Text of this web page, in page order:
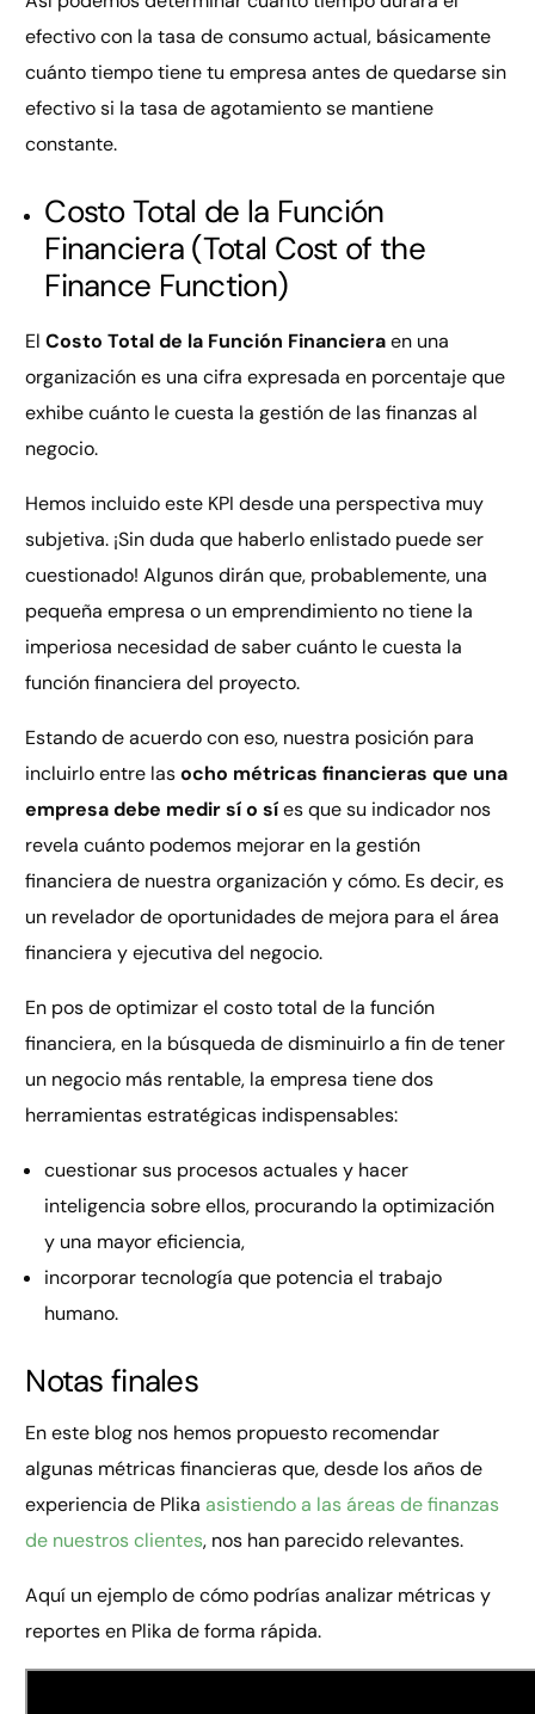
efectivo con la tasa de consumo actual, básicamente
cuánto tiempo tiene tu empresa antes de quedarse sin
efectivo si la tasa de agotamiento se mantiene
constante.
Costo Total de la Función
Financiera (Total Cost of the
Finance Function)
ElCosto Total de la Función Financieraen una
organización es una cifra expresada en porcentaje que
exhibe cuánto le cuesta la gestión de las finanzas al
negocio.
Hemos incluido este KPI desde una perspectiva muy
subjetiva. ¡Sin duda que haberlo enlistado puede ser
cuestionado! Algunos dirán que, probablemente, una
pequeña empresa o un emprendimiento no tiene la
imperiosa necesidad de saber cuánto le cuesta la
función financiera del proyecto.
Estando de acuerdo con eso, nuestra posición para
incluirlo entre lasocho métricas financieras que una
empresa debe medir sí o síes que su indicador nos
revela cuánto podemos mejorar en la gestión
financiera de nuestra organización y cómo. Es decir, es
un revelador de oportunidades de mejora para el área
financiera y ejecutiva del negocio.
En pos de optimizar el costo total de la función
financiera, en la búsqueda de disminuirlo a fin de tener
un negocio más rentable, la empresa tiene dos
herramientas estratégicas indispensables:
cuestionar sus procesos actuales y hacer
inteligencia sobre ellos, procurando la optimización
y una mayor eficiencia,
incorporar tecnología que potencia el trabajo
humano.
Notas finales
En este blog nos hemos propuesto recomendar
algunas métricas financieras que, desde los años de
experiencia de Plikaasistiendo a las áreas de finanzas
de nuestros clientes, nos han parecido relevantes.
Aquí un ejemplo de cómo podrías analizar métricas y
reportes en Plika de forma rápida.